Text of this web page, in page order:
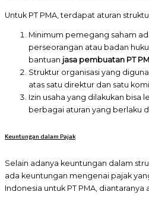
Untuk PT PMA, terdapat aturan
Minimum pemegang saham
perseorangan atau badan
bantuan jasa pembuatan PT
Struktur organisasi yang
atas satu direktur dan satu
Izin usaha yang dilakukan
berbagai aturan yang berlaku
Keuntungan dalam Pajak
Selain adanya keuntungan dalam
ada keuntungan mengenai pajak
Indonesia untuk PT PMA, diantaranya